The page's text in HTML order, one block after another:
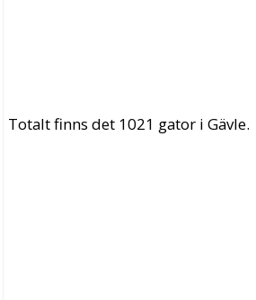
Totalt finns det 1021 gator i Gävle.